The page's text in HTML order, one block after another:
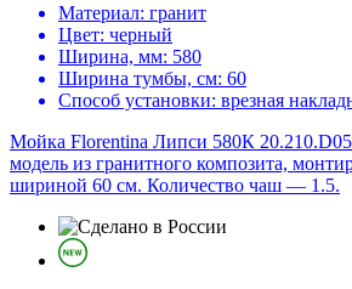
Материал: гранит
Цвет: черный
Ширина, мм: 580
Ширина тумбы, см: 60
Способ установки: врезная
Мойка Florentina Липси 580К
модель из гранитного композита,
шириной 60 см. Количество чаш — 1.5.